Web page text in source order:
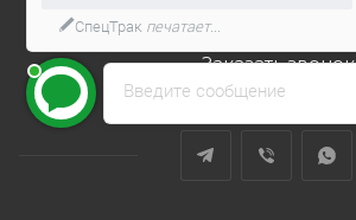
Заказать звонок
Введите сообщение
СпецТрак печатает...